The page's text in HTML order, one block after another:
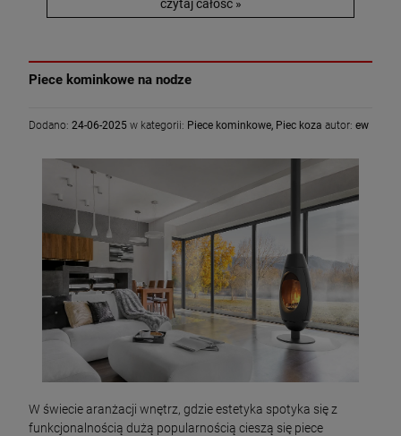
czytaj całość »
Piece kominkowe na nodze
Dodano: 24-06-2025 w kategorii: Piece kominkowe, Piec koza autor: ew
W świecie aranżacji wnętrz, gdzie estetyka spotyka się z
funkcjonalnością dużą popularnością cieszą się piece